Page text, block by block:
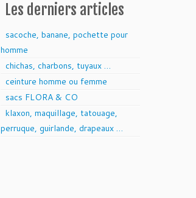
Les derniers articles
sacoche, banane, pochette pour
homme
chichas, charbons, tuyaux …
ceinture homme ou femme
sacs FLORA & CO
klaxon, maquillage, tatouage,
perruque, guirlande, drapeaux …